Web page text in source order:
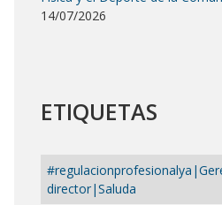
14/07/2026
ETIQUETAS
director|Saluda